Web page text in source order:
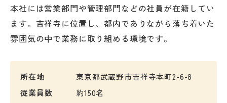
本社には営業部門や管理部門などの社員が在籍してい
ます。吉祥寺に位置し、都内でありながら落ち着いた
雰囲気の中で業務に取り組める環境です。
所在地
東京都武蔵野市吉祥寺本町2-6-8
従業員数
約150名